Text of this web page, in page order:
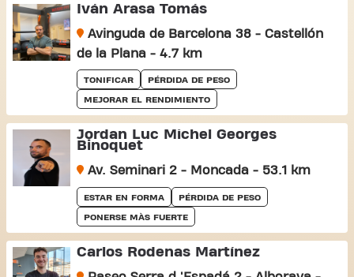
Iván Arasa Tomás
Avinguda de Barcelona 38 - Castellón
de la Plana - 4.7 km
TONIFICAR PÉRDIDA DE PESO
MEJORAR EL RENDIMIENTO
Jordan Luc Michel Georges
Binoquet
Av. Seminari 2 - Moncada - 53.1 km
ESTAR EN FORMA PÉRDIDA DE PESO
PONERSE MÀS FUERTE
Carlos Rodenas Martínez